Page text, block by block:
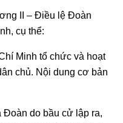
II – Điều lệ Đoàn
cụ thể:
Minh tổ chức và hoạt
chủ. Nội dung cơ bản
Đoàn do bầu cử lập ra,